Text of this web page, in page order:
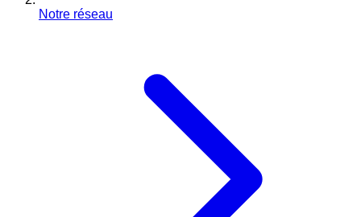
Notre réseau